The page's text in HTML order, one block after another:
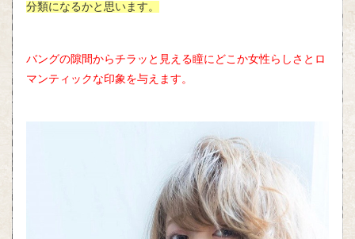
分類になるかと思います。
バングの隙間からチラッと見える瞳にどこか女性らしさとロ
マンティックな印象を与えます。